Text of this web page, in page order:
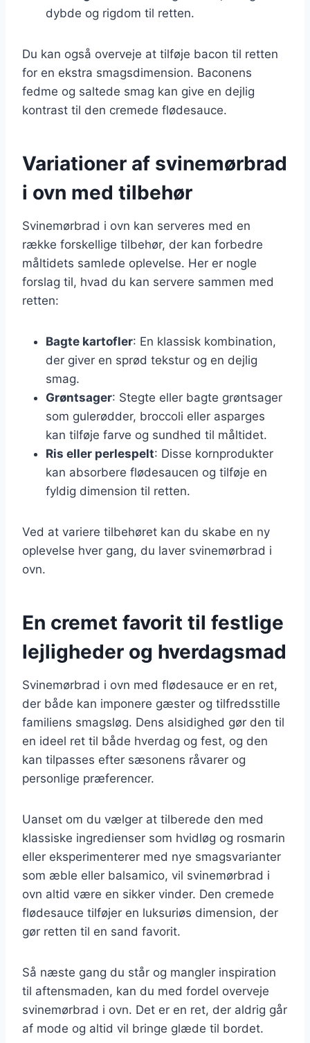
dybde og rigdom til retten.
Du kan også overveje at tilføje bacon til retten
for en ekstra smagsdimension. Baconens
fedme og saltede smag kan give en dejlig
kontrast til den cremede flødesauce.
Variationer af svinemørbrad
i ovn med tilbehør
Svinemørbrad i ovn kan serveres med en
række forskellige tilbehør, der kan forbedre
måltidets samlede oplevelse. Her er nogle
forslag til, hvad du kan servere sammen med
retten:
Bagte kartofler: En klassisk kombination,
der giver en sprød tekstur og en dejlig
smag.
Grøntsager: Stegte eller bagte grøntsager
som gulerødder, broccoli eller asparges
kan tilføje farve og sundhed til måltidet.
Ris eller perlespelt: Disse kornprodukter
kan absorbere flødesaucen og tilføje en
fyldig dimension til retten.
Ved at variere tilbehøret kan du skabe en ny
oplevelse hver gang, du laver svinemørbrad i
ovn.
En cremet favorit til festlige
lejligheder og hverdagsmad
Svinemørbrad i ovn med flødesauce er en ret,
der både kan imponere gæster og tilfredsstille
familiens smagsløg. Dens alsidighed gør den til
en ideel ret til både hverdag og fest, og den
kan tilpasses efter sæsonens råvarer og
personlige præferencer.
Uanset om du vælger at tilberede den med
klassiske ingredienser som hvidløg og rosmarin
eller eksperimenterer med nye smagsvarianter
som æble eller balsamico, vil svinemørbrad i
ovn altid være en sikker vinder. Den cremede
flødesauce tilføjer en luksuriøs dimension, der
gør retten til en sand favorit.
Så næste gang du står og mangler inspiration
til aftensmaden, kan du med fordel overveje
svinemørbrad i ovn. Det er en ret, der aldrig går
af mode og altid vil bringe glæde til bordet.